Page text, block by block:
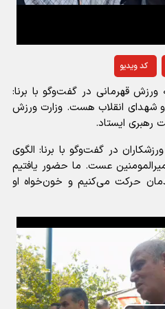
کد ویدیو
قهرمانی در گفت‌وگو با برنا:
شهدای انقلاب هست. وزارت ورزش
ایستاد.
در گفت‌وگو با برنا: الگوی
عست. ما حضور یافتیم
حرکت می‌کنیم و خون‌خواه او